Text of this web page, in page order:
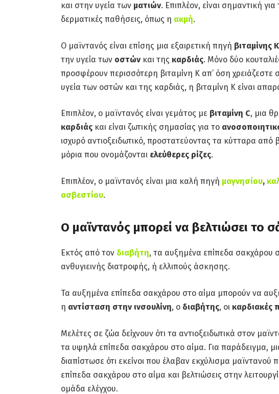
και στην υγεία των ματιών. Επιπλέον, είναι σημαντική για
δερματικές παθήσεις, όπως η ακμή.
Ο μαϊντανός είναι επίσης μια εξαιρετική πηγή βιταμίνης Κ
την υγεία των οστώνκαι της καρδιάς. Μόνο δύο
προσφέρουν περισσότερη βιταμίνη Κ απ’ όση
υγεία των οστών και της καρδιάς, η βιταμίνη Κ είναι
Επιπλέον, ο μαϊντανός είναι γεμάτος με βιταμίνη C, μια
καρδιάςκαι είναι ζωτικής σημασίας για το
ισχυρό αντιοξειδωτικό, προστατεύοντας τα κύτταρα
μόρια που ονομάζονται ελεύθερες ρίζες.
Επιπλέον, ο μαϊντανός είναι μια καλή πηγή μαγνησίου,
ασβεστίου.
Ο μαϊντανός μπορεί να βελτιώσει το
Εκτός από τον διαβήτη, τα αυξημένα επίπεδα σακχάρου
ανθυγιεινής διατροφής, ή ελλιπούς άσκησης.
Τα αυξημένα επίπεδα σακχάρου στο αίμα μπορούν να
η αντίσταση στην ινσουλίνη, ο διαβήτης, οι καρδιακές
Μελέτες σε ζώα δείχνουν ότι τα αντιοξειδωτικά στον
τα υψηλά επίπεδα σακχάρου στο αίμα. Για παράδειγμα,
διαπίστωσε ότι εκείνοι που έλαβαν εκχύλισμα
επίπεδα σακχάρου στο αίμα και βελτιώσεις στην
ομάδα ελέγχου.